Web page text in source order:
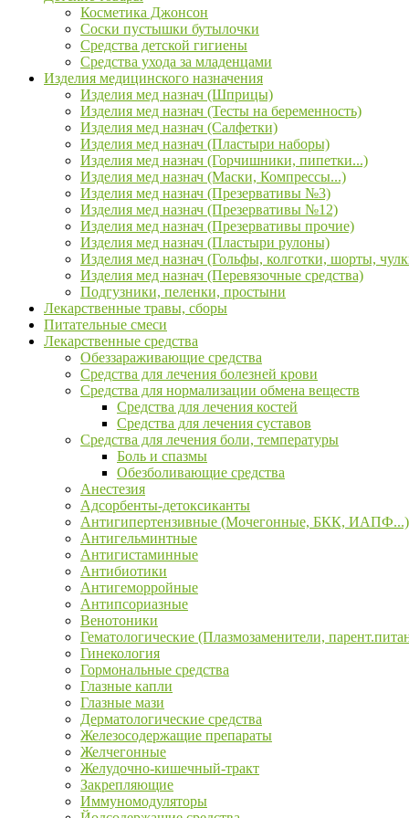
Косметика Джонсон
Соски пустышки бутылочки
Средства детской гигиены
Средства ухода за младенцами
Изделия медицинского назначения
Изделия мед назнач (Шприцы)
Изделия мед назнач (Тесты на беременность)
Изделия мед назнач (Салфетки)
Изделия мед назнач (Пластыри наборы)
Изделия мед назнач (Горчишники, пипетки...)
Изделия мед назнач (Маски, Компрессы...)
Изделия мед назнач (Презервативы №3)
Изделия мед назнач (Презервативы №12)
Изделия мед назнач (Презервативы прочие)
Изделия мед назнач (Пластыри рулоны)
Изделия мед назнач (Гольфы, колготки, шорты,
Изделия мед назнач (Перевязочные средства)
Подгузники, пеленки, простыни
Лекарственные травы, сборы
Питательные смеси
Лекарственные средства
Обеззараживающие средства
Средства для лечения болезней крови
Средства для нормализации обмена веществ
Средства для лечения костей
Средства для лечения суставов
Средства для лечения боли, температуры
Боль и спазмы
Обезболивающие средства
Анестезия
Адсорбенты-детоксиканты
Антигипертензивные (Мочегонные, БКК, ИАПФ...)
Антигельминтные
Антигистаминные
Антибиотики
Антигеморройные
Антипсориазные
Венотоники
Гематологические (Плазмозаменители,
Гинекология
Гормональные средства
Глазные капли
Глазные мази
Дерматологические средства
Железосодержащие препараты
Желчегонные
Желудочно-кишечный-тракт
Закрепляющие
Иммуномодуляторы